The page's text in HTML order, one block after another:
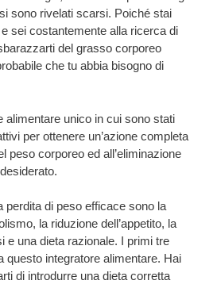
sono rivelati scarsi. Poiché stai
sei costantemente alla ricerca di
del grasso corporeo
che tu abbia bisogno di
alimentare unico in cui sono stati
per ottenere un’azione completa
peso corporeo ed all’eliminazione
perdita di peso efficace sono la
la riduzione dell’appetito, la
e una dieta razionale. I primi tre
questo integratore alimentare. Hai
di introdurre una dieta corretta